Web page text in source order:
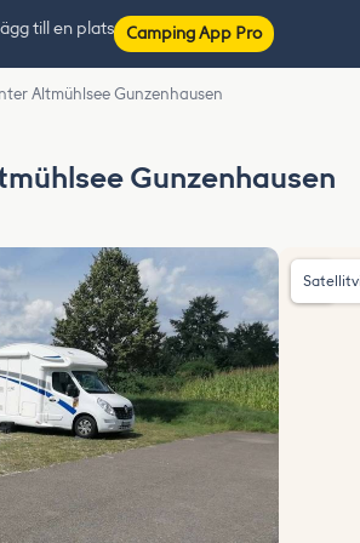
till en plats Camping App Pro
Altmühlsee Gunzenhausen
Gunzenhausen